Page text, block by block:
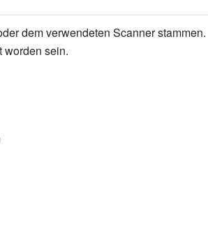
dem verwendeten Scanner stammen.
worden sein.